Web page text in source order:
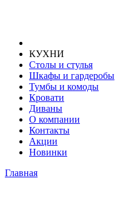
КУХНИ
Столы и стулья
Шкафы и гардеробы
Тумбы и комоды
Кровати
Диваны
О компании
Контакты
Акции
Новинки
Главная